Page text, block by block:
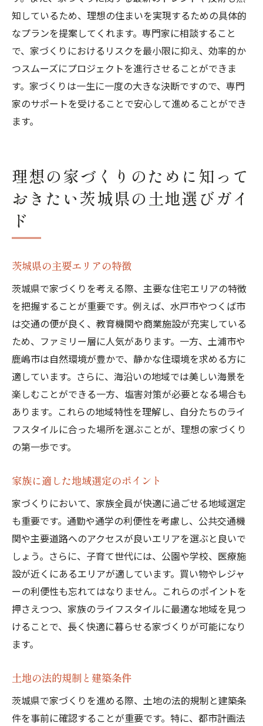
知しているため、理想の住まいを実現するための具体的
なプランを提案してくれます。専門家に相談すること
で、家づくりにおけるリスクを最小限に抑え、効率的か
つスムーズにプロジェクトを進行させることができま
す。家づくりは一生に一度の大きな決断ですので、専門
家のサポートを受けることで安心して進めることができ
ます。
理想の家づくりのために知って
おきたい茨城県の土地選びガイ
ド
茨城県の主要エリアの特徴
茨城県で家づくりを考える際、主要な住宅エリアの特徴
を把握することが重要です。例えば、水戸市やつくば市
は交通の便が良く、教育機関や商業施設が充実している
ため、ファミリー層に人気があります。一方、土浦市や
鹿嶋市は自然環境が豊かで、静かな住環境を求める方に
適しています。さらに、海沿いの地域では美しい海景を
楽しむことができる一方、塩害対策が必要となる場合も
あります。これらの地域特性を理解し、自分たちのライ
フスタイルに合った場所を選ぶことが、理想の家づくり
の第一歩です。
家族に適した地域選定のポイント
家づくりにおいて、家族全員が快適に過ごせる地域選定
も重要です。通勤や通学の利便性を考慮し、公共交通機
関や主要道路へのアクセスが良いエリアを選ぶと良いで
しょう。さらに、子育て世代には、公園や学校、医療施
設が近くにあるエリアが適しています。買い物やレジャ
ーの利便性も忘れてはなりません。これらのポイントを
押さえつつ、家族のライフスタイルに最適な地域を見つ
けることで、長く快適に暮らせる家づくりが可能になり
ます。
土地の法的規制と建築条件
茨城県で家づくりを進める際、土地の法的規制と建築条
件を事前に確認することが重要です。特に、都市計画法